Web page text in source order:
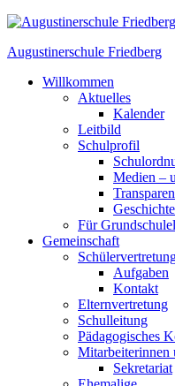
Augustinerschule Friedberg
Willkommen
Aktuelles
Kalender
Leitbild
Schulprofil
Medien –
Für
Gemeinschaft
Aufgaben
Kontakt
Elternvertretung
Schulleitung
Pädagogisches
Mitarbeiterinnen
Sekretariat